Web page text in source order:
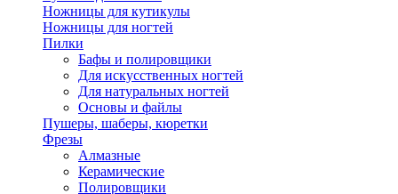
Ножницы для кутикулы
Ножницы для ногтей
Пилки
Бафы и полировщики
Для искусственных ногтей
Для натуральных ногтей
Основы и файлы
Пушеры, шаберы, кюретки
Фрезы
Алмазные
Керамические
Полировщики